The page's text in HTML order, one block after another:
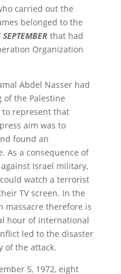
carried out the
belonged to the
that had
Organization
Abdel Nasser had
the Palestine
to represent that
aim was to
found an
As a consequence of
Israel military,
watch a terrorist
TV screen. In the
massacre therefore is
hour of international
led to the disaster
of the attack.
5, 1972, eight